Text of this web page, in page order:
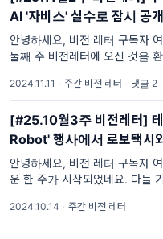
#AI에이전트 (33)
#데이터센터 (31)
#
#AI윤리 (31)
AI '자비스' 실수로 잠시 공
동화 기능 '주목'
안녕하세요, 비전 레터 구독자
둘째 주 비전레터에 오신 것을
AI 업계도 신기술과 트렌드가 빠
2024.11.11 · 주간 비전 레터 · 댓글 2
[#25.10월3주 비전레터]
Robot' 행사에서 로보택시
개
안녕하세요, 비전 레터 구독자
운 한 주가 시작되었네요. 다들
잔과 함께 잠시 여유를 가지신다
2024.10.14 · 주간 비전 레터